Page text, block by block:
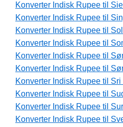
Konverter Indisk Rupee til
Konverter Indisk Rupee til
Konverter Indisk Rupee til
Konverter Indisk Rupee til
Konverter Indisk Rupee til
Konverter Indisk Rupee til
Konverter Indisk Rupee til
Konverter Indisk Rupee til
Konverter Indisk Rupee til
Konverter Indisk Rupee til